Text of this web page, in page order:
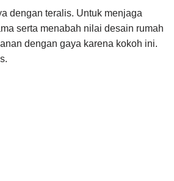
dengan teralis. Untuk menjaga
serta menabah nilai desain rumah
dengan gaya karena kokoh ini.